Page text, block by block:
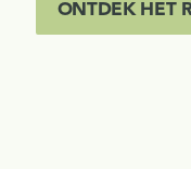
ONTDEK HET